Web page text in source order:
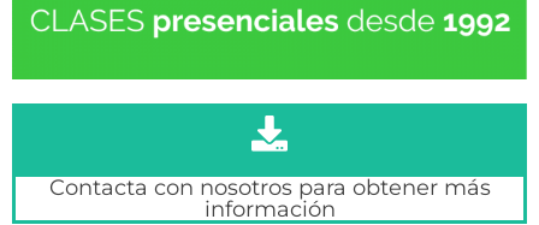
Contacta con nosotros para obtener más
información